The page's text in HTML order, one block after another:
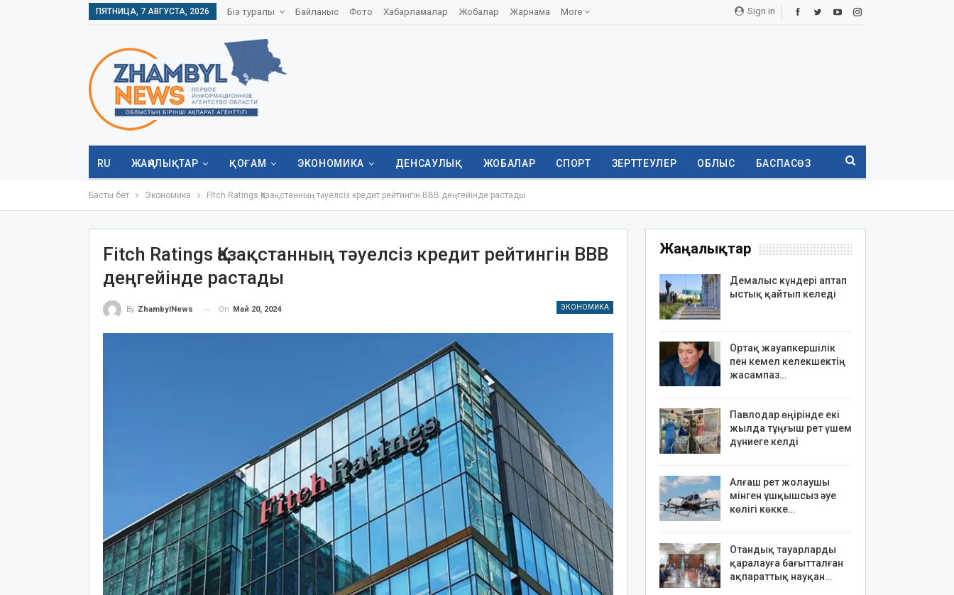
Sign in
ПЯТНИЦА, 7 АВГУСТА, 2026 Біз туралы Байланыс Фото Хабарламалар Жобалар Жарнама More
RU ЖАҢАЛЫҚТАР ҚОҒАМ ЭКОНОМИКА ДЕНСАУЛЫҚ ЖОБАЛАР СПОРТ ЗЕРТТЕУЛЕР ОБЛЫС БАСПАСӨЗ
Басты бет Экономика Fitch Ratings Қазақстанның тәуелсіз кредит рейтингін ВВВ деңгейінде растады
Fitch Ratings Қазақстанның тәуелсіз кредит рейтингін ВВВ
деңгейінде растады
ЭКОНОМИКА
By ZhambylNews On Май 20, 2024
Жаңалықтар
Демалыс күндері аптап
ыстық қайтып келеді
Ортақ жауапкершілік
пен кемел келекшектің
жасампаз…
Павлодар өңірінде екі
жылда тұңғыш рет үшем
дүниеге келді
Алғаш рет жолаушы
мінген ұшқышсыз әуе
көлігі көкке…
Отандық тауарларды
қаралауға бағытталған
ақпараттық науқан…